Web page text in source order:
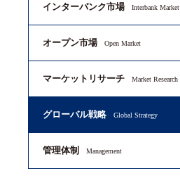
インターバンク市場 Interbank Market
オープン市場 Open Market
マーケットリサーチ Market Research
グローバル戦略 Global Strategy
管理体制 Management